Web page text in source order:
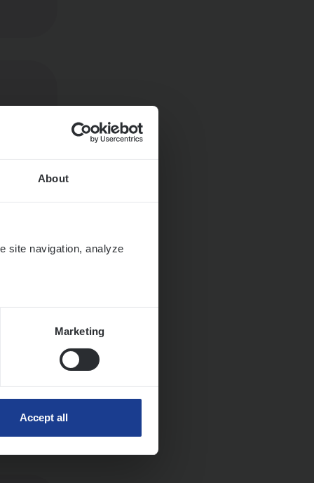
About
site navigation, analyze
Marketing
Accept all